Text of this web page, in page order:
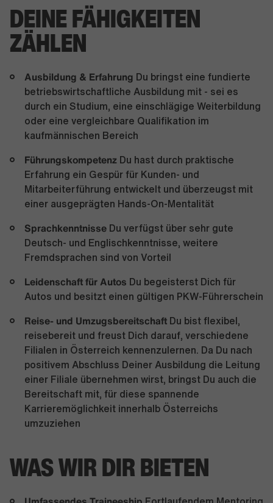
DEINE FÄHIGKEITEN
ZÄHLEN
Ausbildung & Erfahrung Du bringst eine fundierte
betriebswirtschaftliche Ausbildung mit - sei es
durch ein Studium, eine einschlägige Weiterbildung
oder eine vergleichbare Qualifikation im
kaufmännischen Bereich
Führungskompetenz Du hast durch praktische
Erfahrung ein Gespür für Kunden- und
Mitarbeiterführung entwickelt und überzeugst mit
einer ausgeprägten Hands-On-Mentalität
Sprachkenntnisse Du verfügst über sehr gute
Deutsch- und Englischkenntnisse, weitere
Fremdsprachen sind von Vorteil
Leidenschaft für Autos Du begeisterst Dich für
Autos und besitzt einen gültigen PKW-Führerschein
Reise- und Umzugsbereitschaft Du bist flexibel,
reisebereit und freust Dich darauf, verschiedene
Filialen in Österreich kennenzulernen. Da Du nach
positivem Abschluss Deiner Ausbildung die Leitung
einer Filiale übernehmen wirst, bringst Du auch die
Bereitschaft mit, für diese spannende
Karrieremöglichkeit innerhalb Österreichs
umzuziehen
WAS WIR DIR BIETEN